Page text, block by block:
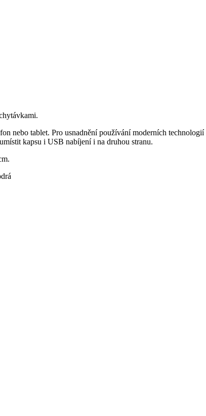
nebo tablet. Pro usnadnění používání moderních
kapsu i USB nabíjení i na druhou stranu.